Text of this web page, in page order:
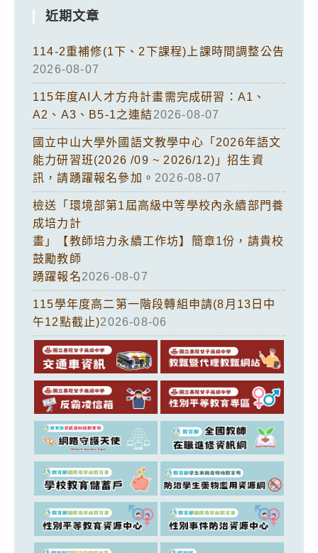
近期文章
114-2重補修(1下、2下課程)上課時間調整公告
2026-08-07
115年度AI人才方舟計畫需完成研習：A1、
A2、A3、B5-1之連結2026-08-07
國立中山大學外國語文教學中心「2026年語文
能力研習班(2026 /09 ~ 2026/12)」招生資
訊，請踴躍報名參加。 2026-08-07
檢送「環境部第1屆高級中等學校內永續部門養
成培力計
畫」【教師培力永續工作坊】簡章1份，請貴校
鼓勵教師
踴躍報名2026-08-07
115學年度高二第一階段轉組申請(8月13日中
午12點截止)2026-08-06